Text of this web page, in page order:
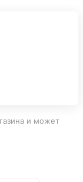
и может